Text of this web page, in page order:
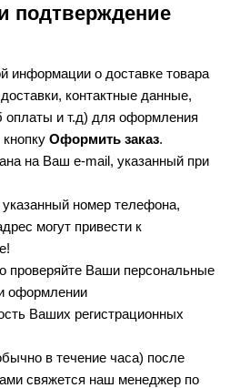
подтверждение
информации о доставке товара
контактные данные,
оплаты и т.д) для оформления
Оформить заказ.
на Ваш e-mail, указанный при
номер телефона,
могут привести к
проверяйте Ваши персональные
оформлении
Ваших регистрационных
в течение часа) после
свяжется наш менеджер по